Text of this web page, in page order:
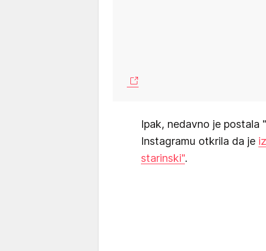
Ipak, nedavno je postala
Instagramu otkrila da je
starinski".